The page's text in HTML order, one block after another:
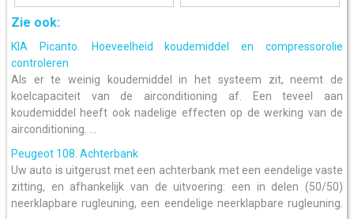
Zie ook:
KIA Picanto. Hoeveelheid koudemiddel en compressorolie
controleren
Als er te weinig koudemiddel in het systeem zit, neemt de
koelcapaciteit van de airconditioning af. Een teveel aan
koudemiddel heeft ook nadelige effecten op de werking van de
airconditioning. ...
Peugeot 108. Achterbank
Uw auto is uitgerust met een achterbank met een eendelige vaste
zitting, en afhankelijk van de uitvoering: een in delen (50/50)
neerklapbare rugleuning, een eendelige neerklapbare rugleuning.